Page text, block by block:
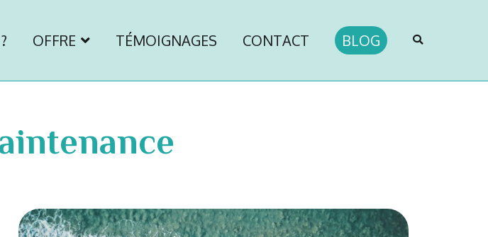
OFFRE TÉMOIGNAGES CONTACT BLOG